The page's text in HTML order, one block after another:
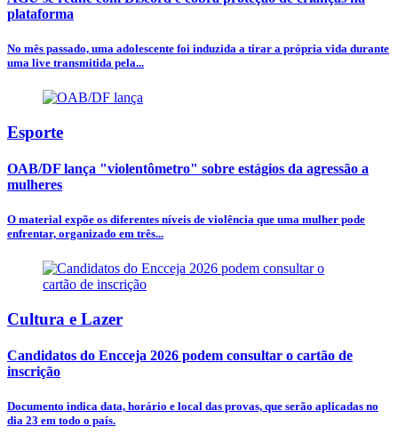
plataforma
No mês passado, uma adolescente foi induzida a tirar a própria vida durante
uma live transmitida pela...
Esporte
OAB/DF lança "violentômetro" sobre estágios da agressão a
mulheres
O material expõe os diferentes níveis de violência que uma mulher pode
enfrentar, organizado em três...
Cultura e Lazer
Candidatos do Encceja 2026 podem consultar o cartão de
inscrição
Documento indica data, horário e local das provas, que serão aplicadas no
dia 23 em todo o país.